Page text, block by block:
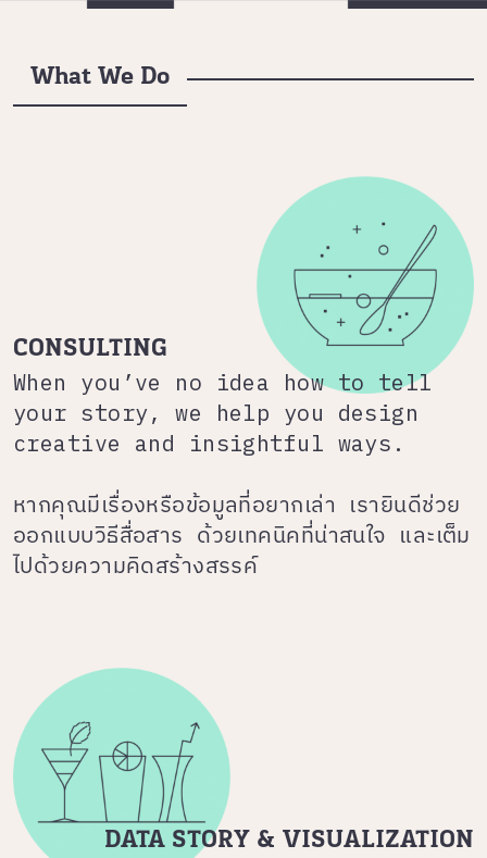
What We Do
CONSULTING
When you’ve no idea how to tell
your story, we help you design
creative and insightful ways.
หากคุณมีเรื่องหรือข้อมูลที่อยากเล่า เรายินดีช่วย
ออกแบบวิธีสื่อสาร ด้วยเทคนิคที่น่าสนใจ และเต็ม
ไปด้วยความคิดสร้างสรรค์
DATA STORY & VISUALIZATION